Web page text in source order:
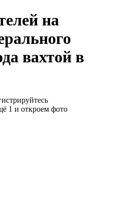
на
вахтой в
1 и откроем фото